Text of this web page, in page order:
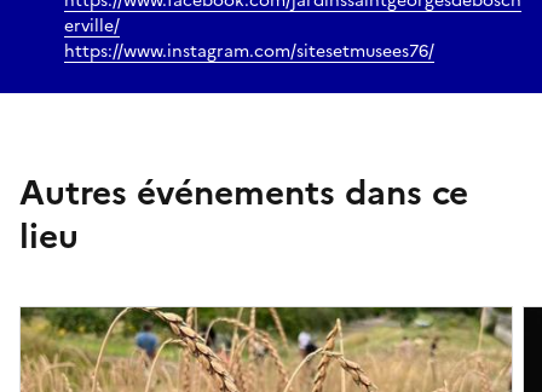
erville/
https://www.instagram.com/sitesetmusees76/
Autres événements dans ce
lieu